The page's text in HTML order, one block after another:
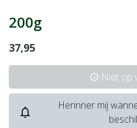
200g
37,95
info Niet op
notifications_none
Herinner mij